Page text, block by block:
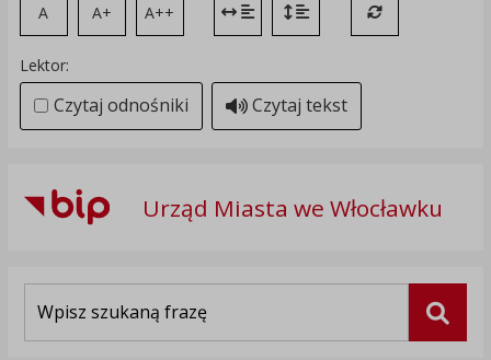
A
A+ A++ Zmień odstęp między literami
Zmień interlinię i margines
Przywróć
Lektor:
Czytaj odnośniki Czytaj tekst
Urząd Miasta we Włocławku